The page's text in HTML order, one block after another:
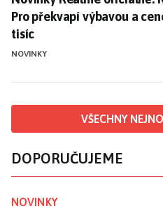
Pro překvapí výbavou a
tisíc
NOVINKY
VŠECHNY
DOPORUČUJEME
NOVINKY